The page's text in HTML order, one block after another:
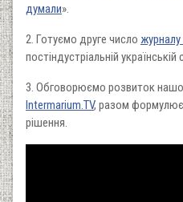
думали».
2. Готуємо друге число журналу
постіндустріальній українській
3. Обговорюємо розвиток
Intermarium.TV, разом
рішення.